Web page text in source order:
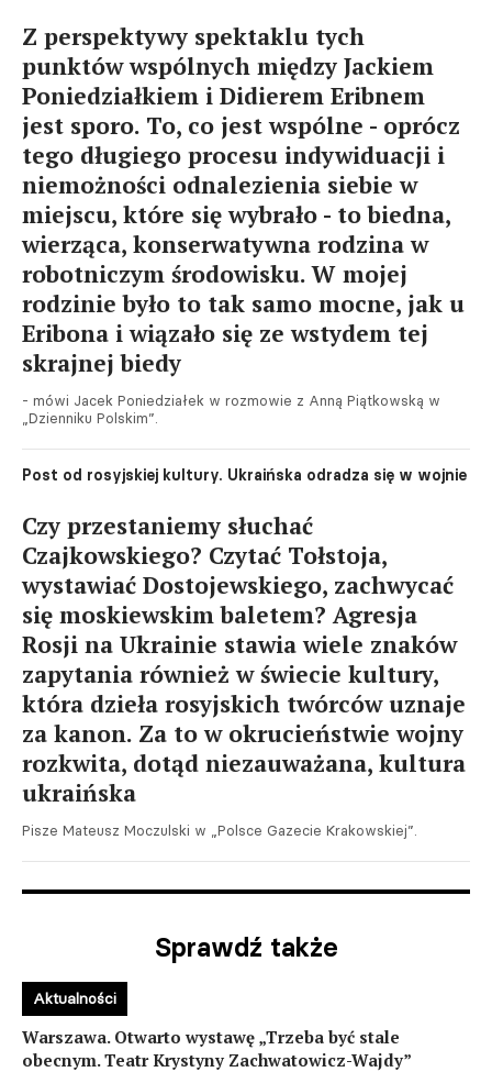
Z perspektywy spektaklu tych
punktów wspólnych między Jackiem
Poniedziałkiem i Didierem Eribnem
jest sporo. To, co jest wspólne - oprócz
tego długiego procesu indywiduacji i
niemożności odnalezienia siebie w
miejscu, które się wybrało - to biedna,
wierząca, konserwatywna rodzina w
robotniczym środowisku. W mojej
rodzinie było to tak samo mocne, jak u
Eribona i wiązało się ze wstydem tej
skrajnej biedy
- mówi Jacek Poniedziałek w rozmowie z Anną Piątkowską w
„Dzienniku Polskim”.
Post od rosyjskiej kultury. Ukraińska odradza się w wojnie
Czy przestaniemy słuchać
Czajkowskiego? Czytać Tołstoja,
wystawiać Dostojewskiego, zachwycać
się moskiewskim baletem? Agresja
Rosji na Ukrainie stawia wiele znaków
zapytania również w świecie kultury,
która dzieła rosyjskich twórców uznaje
za kanon. Za to w okrucieństwie wojny
rozkwita, dotąd niezauważana, kultura
ukraińska
Pisze Mateusz Moczulski w „Polsce Gazecie Krakowskiej”.
Sprawdź także
Warszawa. Otwarto wystawę „Trzeba być stale
obecnym. Teatr Krystyny Zachwatowicz-Wajdy”
Aktualności